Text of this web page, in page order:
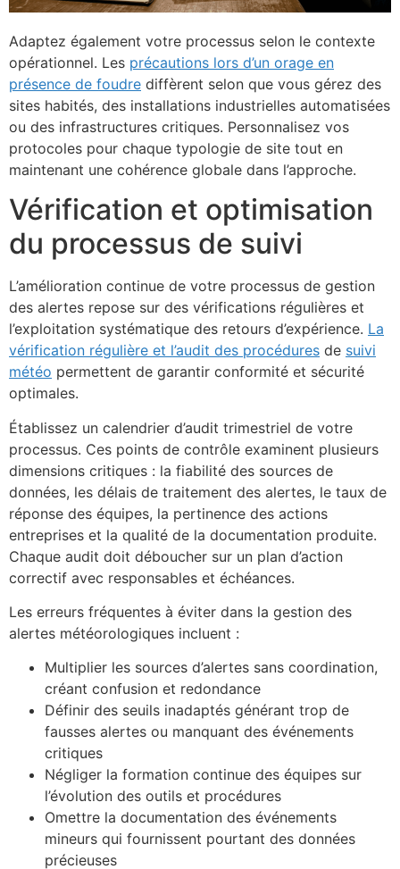
Adaptez également votre processus selon le contexte
opérationnel. Les précautions lors d’un orage en
présence de foudre diffèrent selon que vous gérez des
sites habités, des installations industrielles automatisées
ou des infrastructures critiques. Personnalisez vos
protocoles pour chaque typologie de site tout en
maintenant une cohérence globale dans l’approche.
Vérification et optimisation
du processus de suivi
L’amélioration continue de votre processus de gestion
des alertes repose sur des vérifications régulières et
l’exploitation systématique des retours d’expérience. La
vérification régulière et l’audit des procédures de suivi
météo permettent de garantir conformité et sécurité
optimales.
Établissez un calendrier d’audit trimestriel de votre
processus. Ces points de contrôle examinent plusieurs
dimensions critiques : la fiabilité des sources de
données, les délais de traitement des alertes, le taux de
réponse des équipes, la pertinence des actions
entreprises et la qualité de la documentation produite.
Chaque audit doit déboucher sur un plan d’action
correctif avec responsables et échéances.
Les erreurs fréquentes à éviter dans la gestion des
alertes météorologiques incluent :
Multiplier les sources d’alertes sans coordination,
créant confusion et redondance
Définir des seuils inadaptés générant trop de
fausses alertes ou manquant des événements
critiques
Négliger la formation continue des équipes sur
l’évolution des outils et procédures
Omettre la documentation des événements
mineurs qui fournissent pourtant des données
précieuses